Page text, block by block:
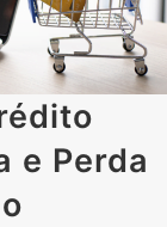
e Perda